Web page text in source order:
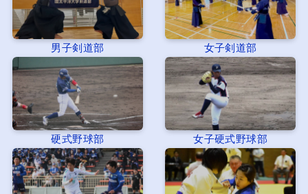
男子剣道部 女子剣道部
硬式野球部 女子硬式野球部